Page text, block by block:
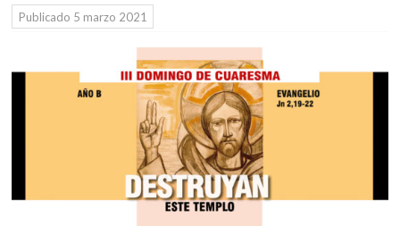
Media
Publicado 5 marzo 2021